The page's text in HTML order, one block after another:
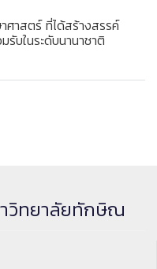
ศาสตร์ ที่ได้สร้างสรรค์
บในระดับนานาชาติ
วิทยาลัยทักษิณ